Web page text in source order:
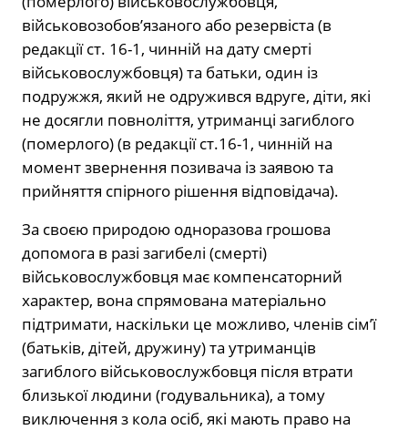
військовозобов’язаного або резервіста (в
редакції ст. 16-1, чинній на дату смерті
військовослужбовця) та батьки, один із
подружжя, який не одружився вдруге, діти, які
не досягли повноліття, утриманці загиблого
(померлого) (в редакції ст.16-1, чинній на
момент звернення позивача із заявою та
прийняття спірного рішення відповідача).
За своєю природою одноразова грошова
допомога в разі загибелі (смерті)
військовослужбовця має компенсаторний
характер, вона спрямована матеріально
підтримати, наскільки це можливо, членів сім’ї
(батьків, дітей, дружину) та утриманців
загиблого військовослужбовця після втрати
близької людини (годувальника), а тому
виключення з кола осіб, які мають право на